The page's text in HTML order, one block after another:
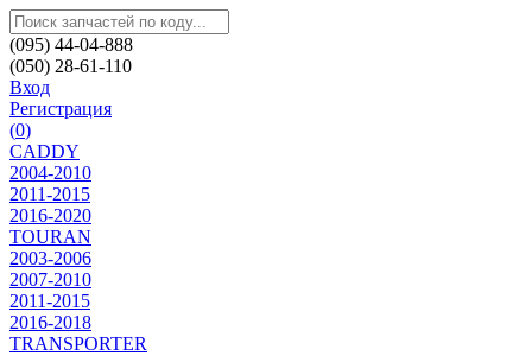
(095) 44-04-888
(050) 28-61-110
Вход
Регистрация
(0)
CADDY
2004-2010
2011-2015
2016-2020
TOURAN
2003-2006
2007-2010
2011-2015
2016-2018
TRANSPORTER